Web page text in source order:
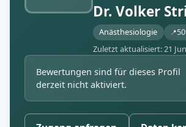
Dr. Volker
Anästhesiologie
Zuletzt aktualisiert: 21
Bewertungen sind für dieses Profil
derzeit nicht aktiviert.